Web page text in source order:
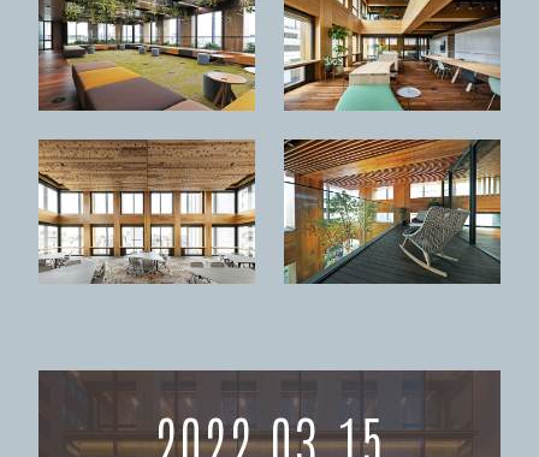
2022.03.15